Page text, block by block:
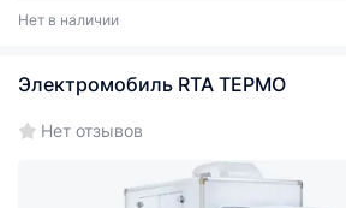
Нет в наличии
Электромобиль RTA ТЕРМО
Нет отзывов